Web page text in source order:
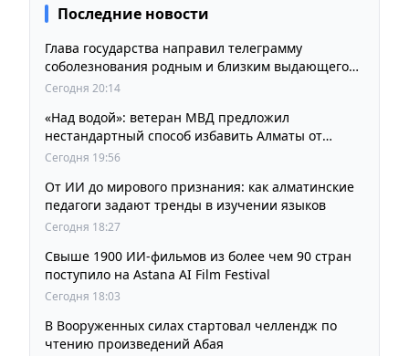
Последние новости
Глава государства направил телеграмму
соболезнования родным и близким выдающегося
кинорежиссера Ардака Амиркулова
Сегодня 20:14
«Над водой»: ветеран МВД предложил
нестандартный способ избавить Алматы от
пробок и смога
Сегодня 19:56
От ИИ до мирового признания: как алматинские
педагоги задают тренды в изучении языков
Сегодня 18:27
Свыше 1900 ИИ-фильмов из более чем 90 стран
поступило на Astana AI Film Festival
Сегодня 18:03
В Вооруженных силах стартовал челлендж по
чтению произведений Абая